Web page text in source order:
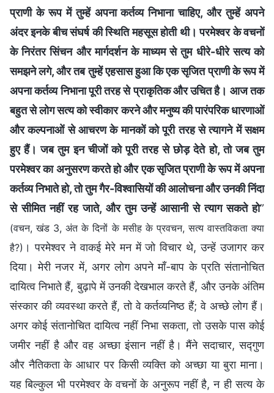
प्राणी के रूप में तुम्हें अपना कर्तव्य निभाना चाहिए, और तुम्हें अपने
अंदर इनके बीच संघर्ष की स्थिति महसूस होती थी। परमेश्वर के वचनों
के निरंतर सिंचन और मार्गदर्शन के माध्यम से तुम धीरे-धीरे सत्य को
समझने लगे, और तब तुम्हें एहसास हुआ कि एक सृजित प्राणी के रूप में
अपना कर्तव्य निभाना पूरी तरह से प्राकृतिक और उचित है। आज तक
बहुत से लोग सत्य को स्वीकार करने और मनुष्य की पारंपरिक धारणाओं
और कल्पनाओं से आचरण के मानकों को पूरी तरह से त्यागने में सक्षम
हुए हैं। जब तुम इन चीजों को पूरी तरह से छोड़ देते हो, तो जब तुम
परमेश्वर का अनुसरण करते हो और एक सृजित प्राणी के रूप में अपना
कर्तव्य निभाते हो, तो तुम गैर-विश्वासियों की आलोचना और उनकी निंदा
से सीमित नहीं रह जाते, और तुम उन्हें आसानी से त्याग सकते हो”
(वचन, खंड 3, अंत के दिनों के मसीह के प्रवचन, सत्य वास्तविकता क्या
है?) । परमेश्वर ने वाकई मेरे मन में जो विचार थे, उन्हें उजागर कर
दिया। मेरी नजर में, अगर लोग अपने माँ-बाप के प्रति संतानोचित
दायित्व निभाते हैं, बुढ़ापे में उनकी देखभाल करते हैं, और उनके अंतिम
संस्कार की व्यवस्था करते हैं, तो वे कर्तव्यनिष्ठ हैं; वे अच्छे लोग हैं।
अगर कोई संतानोचित दायित्व नहीं निभा सकता, तो उसके पास कोई
जमीर नहीं है और वह अच्छा इंसान नहीं है। मैंने सदाचार, सद्गुण
और नैतिकता के आधार पर किसी व्यक्ति को अच्छा या बुरा माना।
यह बिल्कुल भी परमेश्वर के वचनों के अनुरूप नहीं है, न ही सत्य के